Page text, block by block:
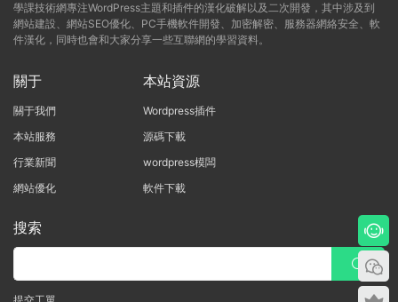
學課技術網專注WordPress主題和插件的漢化破解以及二次開發，其中涉及到
網站建設、網站SEO優化、PC手機軟件開發、加密解密、服務器網絡安全、軟
件漢化，同時也會和大家分享一些互聯網的學習資料。
關于
關于我們
本站服務
行業新聞
網站優化
本站資源
Wordpress插件
源碼下載
wordpress模闆
軟件下載
搜索